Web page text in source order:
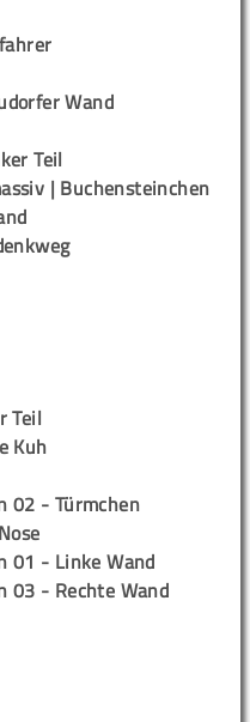
Wand
Teil
| Buchensteinchen
Teil
Kuh
02 - Türmchen
01 - Linke Wand
03 - Rechte Wand